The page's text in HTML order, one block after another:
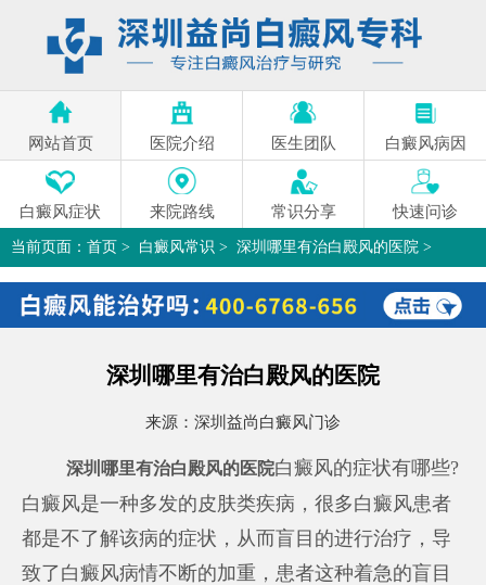
网站首页 医院介绍 医生团队 白癜风病因
白癜风症状 来院路线 常识分享 快速问诊
当前页面： 首页 > 白癜风常识 > 深圳哪里有治白殿风的医院 >
深圳哪里有治白殿风的医院
来源： 深圳益尚白癜风门诊
深圳哪里有治白殿风的医院白癜风的症状有哪些?
白癜风是一种多发的皮肤类疾病，很多白癜风患者
都是不了解该病的症状，从而盲目的进行治疗，导
致了白癜风病情不断的加重，患者这种着急的盲目